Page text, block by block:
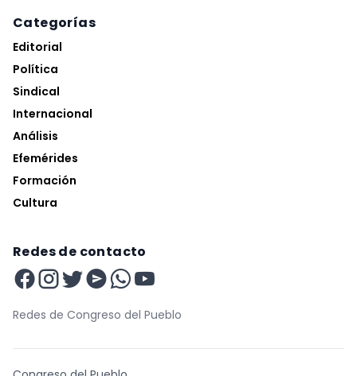
Categorías
Editorial
Política
Sindical
Internacional
Análisis
Efemérides
Formación
Cultura
Redes de contacto
Redes de Congreso del Pueblo